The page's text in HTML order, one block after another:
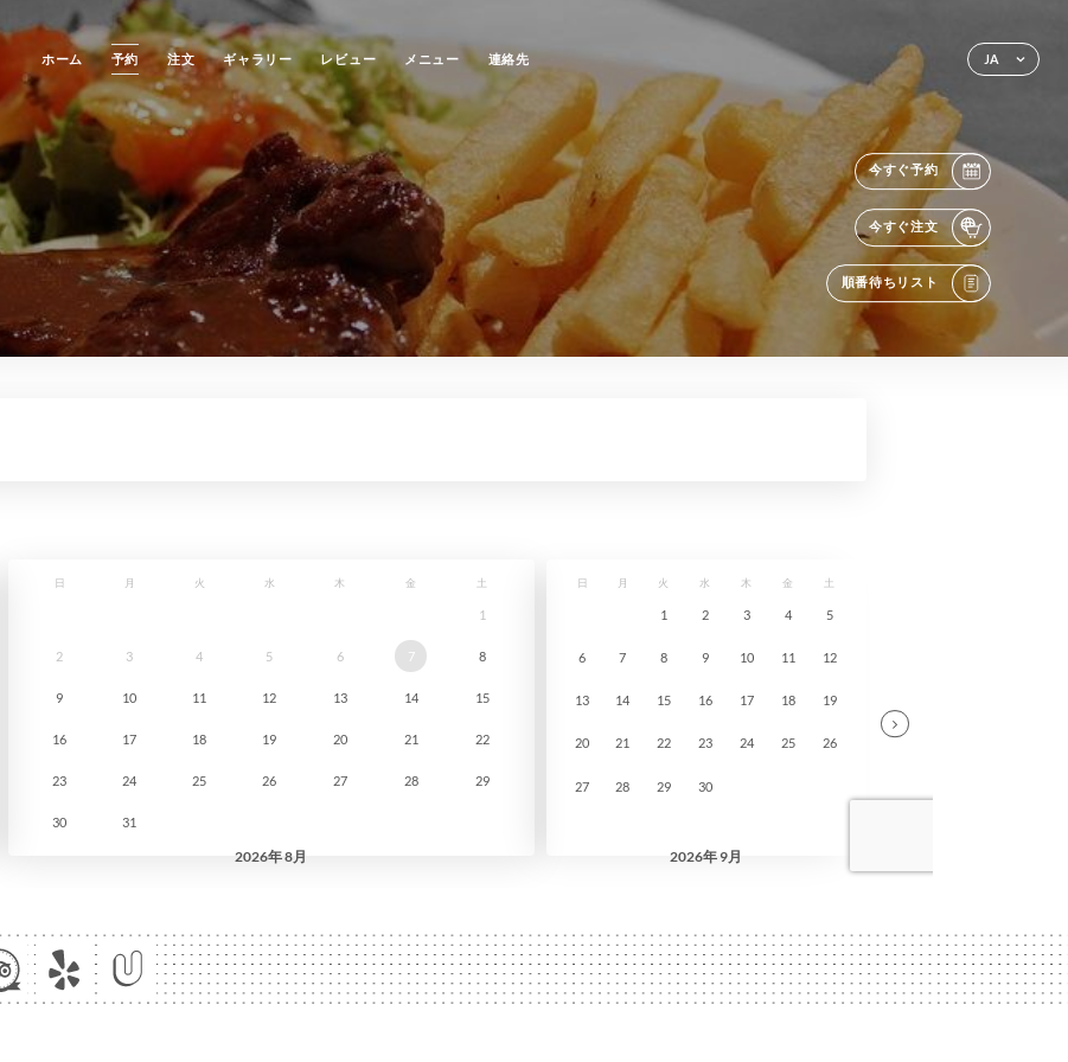
JA
ホーム 予約 注文 ギャラリー レビュー メニュー 連絡先
今すぐ予約
今すぐ注文
順番待ちリスト